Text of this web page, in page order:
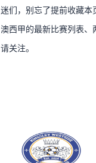
迷们，别忘了提前收藏
澳西甲的最新比赛列表
请关注。